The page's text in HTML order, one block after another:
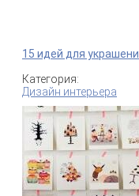
15 идей для
Категория:
Дизайн интерьера